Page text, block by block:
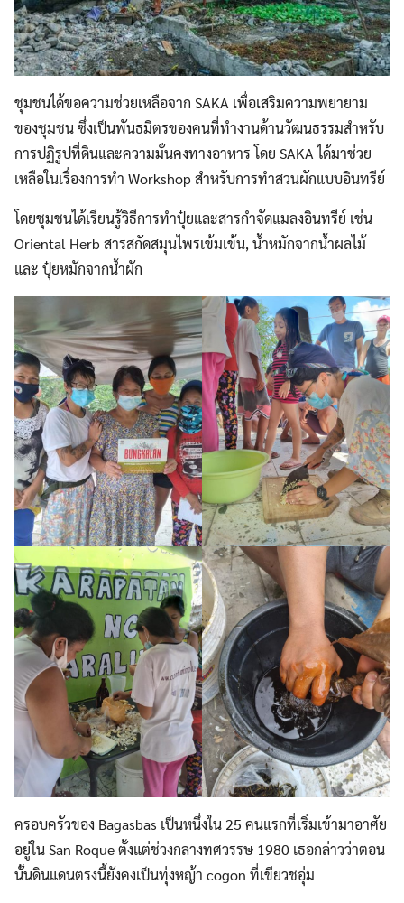
ชุมชนได้ขอความช่วยเหลือจาก SAKA เพื่อเสริมความพยายาม
ของชุมชน ซึ่งเป็นพันธมิตรของคนที่ทำงานด้านวัฒนธรรมสำหรับ
การปฏิรูปที่ดินและความมั่นคงทางอาหาร โดย SAKA ได้มาช่วย
เหลือในเรื่องการทำ Workshop สำหรับการทำสวนผักแบบอินทรีย์
โดยชุมชนได้เรียนรู้วิธีการทำปุ๋ยและสารกำจัดแมลงอินทรีย์ เช่น
Oriental Herb สารสกัดสมุนไพรเข้มเข้น, น้ำหมักจากน้ำผลไม้
และ ปุ๋ยหมักจากน้ำผัก
ครอบครัวของ Bagasbas เป็นหนึ่งใน 25 คนแรกที่เริ่มเข้ามาอาศัย
อยู่ใน San Roque ตั้งแต่ช่วงกลางทศวรรษ 1980 เธอกล่าวว่าตอน
นั้นดินแดนตรงนี้ยังคงเป็นทุ่งหญ้า cogon ที่เขียวชอุ่ม